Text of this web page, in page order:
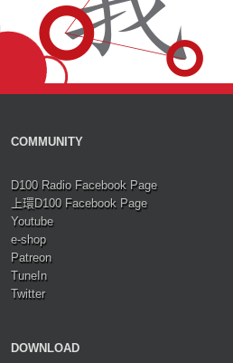
COMMUNITY
D100 Radio Facebook Page
上環D100 Facebook Page
Youtube
e-shop
Patreon
TuneIn
Twitter
DOWNLOAD